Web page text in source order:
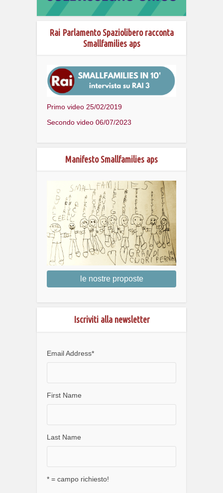
Rai Parlamento Spaziolibero racconta
Smallfamilies aps
Primo video 25/02/2019
Secondo video 06/07/2023
Manifesto Smallfamilies aps
le nostre proposte
Iscriviti alla newsletter
Email Address*
First Name
Last Name
* = campo richiesto!